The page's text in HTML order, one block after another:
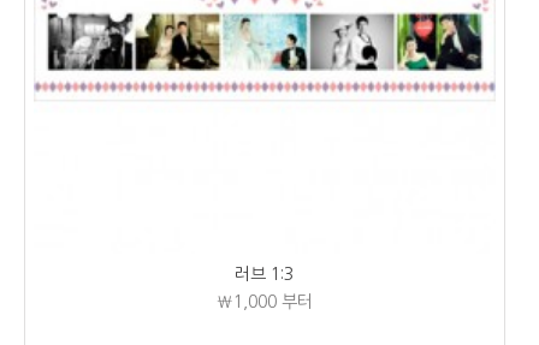
러브 1:3
₩1,000부터